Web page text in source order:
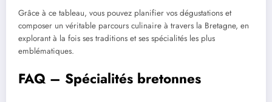
Grâce à ce tableau, vous pouvez planifier vos dégustations et
composer un véritable parcours culinaire à travers la Bretagne, en
explorant à la fois ses traditions et ses spécialités les plus
emblématiques.
FAQ – Spécialités bretonnes